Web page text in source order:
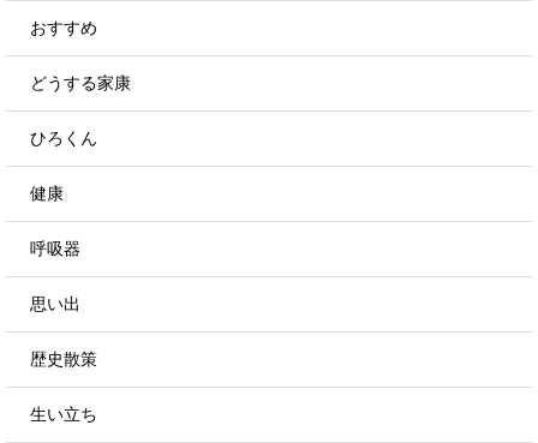
おすすめ
どうする家康
ひろくん
健康
呼吸器
思い出
歴史散策
生い立ち